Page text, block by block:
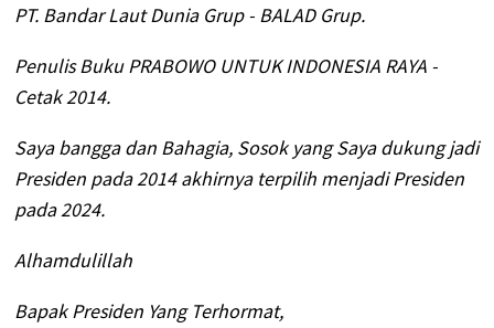
PT. Bandar Laut Dunia Grup - BALAD Grup.
Penulis Buku PRABOWO UNTUK INDONESIA RAYA -
Cetak 2014.
Saya bangga dan Bahagia, Sosok yang Saya dukung jadi
Presiden pada 2014 akhirnya terpilih menjadi Presiden
pada 2024.
Alhamdulillah
Bapak Presiden Yang Terhormat,